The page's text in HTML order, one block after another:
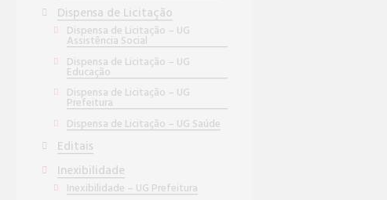
Dispensa de Licitação
Dispensa de Licitação – UG
Assistência Social
Dispensa de Licitação – UG
Educação
Dispensa de Licitação – UG
Prefeitura
Dispensa de Licitação – UG Saúde
Editais
Inexibilidade
Inexibilidade – UG Prefeitura